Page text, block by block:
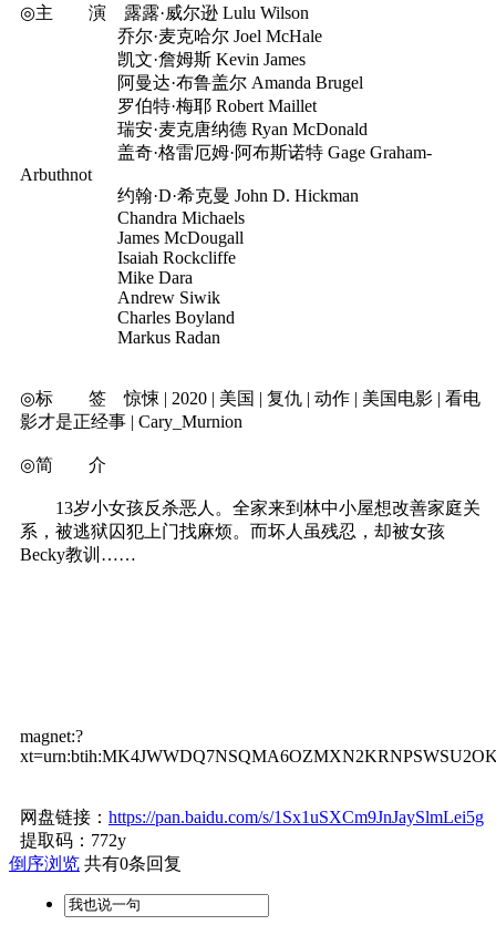
◎主 演 露露·威尔逊 Lulu Wilson
乔尔·麦克哈尔 Joel McHale
凯文·詹姆斯 Kevin James
阿曼达·布鲁盖尔 Amanda Brugel
罗伯特·梅耶 Robert Maillet
瑞安·麦克唐纳德 Ryan McDonald
盖奇·格雷厄姆·阿布斯诺特 Gage Graham-
Arbuthnot
约翰·D·希克曼 John D. Hickman
Chandra Michaels
James McDougall
Isaiah Rockcliffe
Mike Dara
Andrew Siwik
Charles Boyland
Markus Radan
◎标 签 惊悚 | 2020 | 美国 | 复仇 | 动作 | 美国电影 | 看电
影才是正经事 | Cary_Murnion
◎简 介
13岁小女孩反杀恶人。全家来到林中小屋想改善家庭关
系，被逃狱囚犯上门找麻烦。而坏人虽残忍，却被女孩
Becky教训……
magnet:?
网盘链接： https://pan.baidu.com/s/1Sx1uSXCm9JnJaySlmLei5g
提取码：772y
倒序浏览 共有0条回复